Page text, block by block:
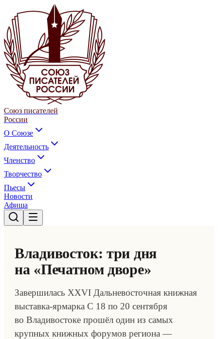
Союз писателей
России
О Союзе
Деятельность
Членство
Творчество
Пьесы
Новости
Афиша
Владивосток: три дня
на «Печатном дворе»
Завершилась XXVI Дальневосточная книжная
выставка-ярмарка С 18 по 20 сентября
во Владивостоке прошёл один из самых
крупных книжных форумов региона —